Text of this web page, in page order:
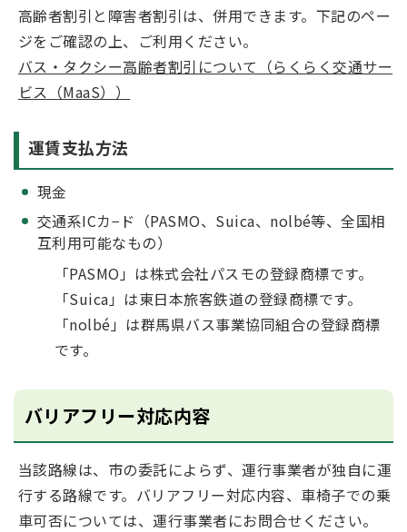
高齢者割引と障害者割引は、併用できます。下記のペー
ジをご確認の上、ご利用ください。
バス・タクシー高齢者割引について（らくらく交通サー
ビス（MaaS））
運賃支払方法
現金
交通系ICカ−ド（PASMO、Suica、nolbé等、全国相
互利用可能なもの）
「PASMO」は株式会社パスモの登録商標です。
「Suica」は東日本旅客鉄道の登録商標です。
「nolbé」は群馬県バス事業協同組合の登録商標
です。
バリアフリー対応内容
当該路線は、市の委託によらず、運行事業者が独自に運
行する路線です。バリアフリー対応内容、車椅子での乗
車可否については、運行事業者にお問合せください。